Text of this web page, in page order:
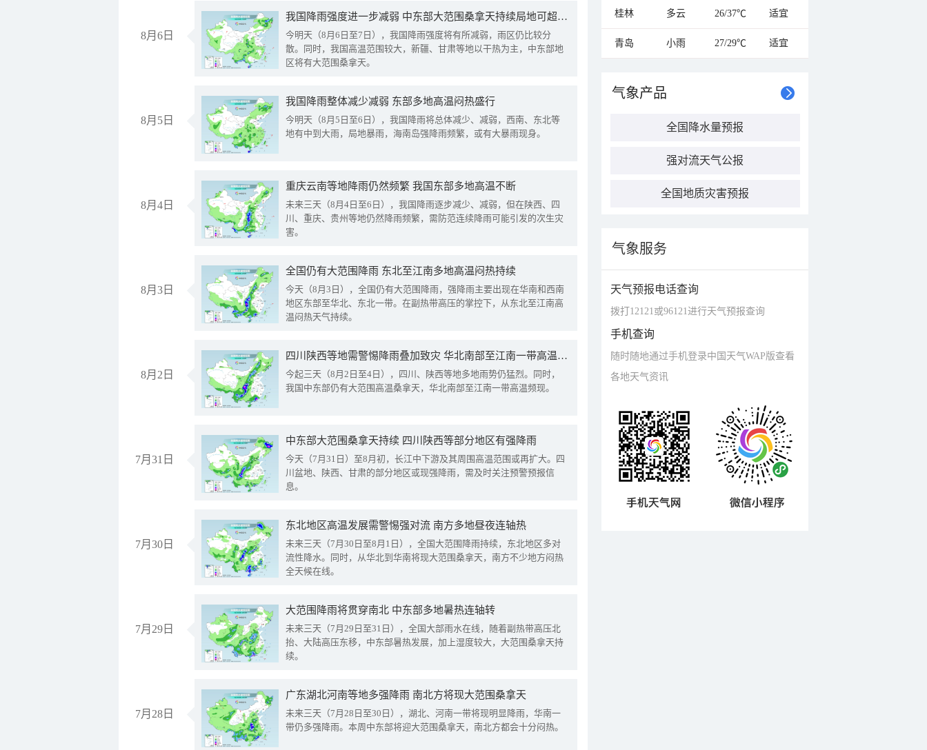
8月6日
我国降雨强度进一步减弱 中东部大范围桑拿天持续局地可超38℃
今明天（8月6日至7日），我国降雨强度将有所减弱，雨区仍比较分
散。同时，我国高温范围较大，新疆、甘肃等地以干热为主，中东部地
区将有大范围桑拿天。
8月5日
我国降雨整体减少减弱 东部多地高温闷热盛行
今明天（8月5日至6日），我国降雨将总体减少、减弱，西南、东北等
地有中到大雨，局地暴雨，海南岛强降雨频繁，或有大暴雨现身。
8月4日
重庆云南等地降雨仍然频繁 我国东部多地高温不断
未来三天（8月4日至6日），我国降雨逐步减少、减弱，但在陕西、四
川、重庆、贵州等地仍然降雨频繁，需防范连续降雨可能引发的次生灾
害。
8月3日
全国仍有大范围降雨 东北至江南多地高温闷热持续
今天（8月3日），全国仍有大范围降雨，强降雨主要出现在华南和西南
地区东部至华北、东北一带。在副热带高压的掌控下，从东北至江南高
温闷热天气持续。
8月2日
四川陕西等地需警惕降雨叠加致灾 华北南部至江南一带高温频现
今起三天（8月2日至4日），四川、陕西等地多地雨势仍猛烈。同时，
我国中东部仍有大范围高温桑拿天，华北南部至江南一带高温频现。
7月31日
中东部大范围桑拿天持续 四川陕西等部分地区有强降雨
今天（7月31日）至8月初，长江中下游及其周围高温范围或再扩大。四
川盆地、陕西、甘肃的部分地区或现强降雨，需及时关注预警预报信
息。
7月30日
东北地区高温发展需警惕强对流 南方多地昼夜连轴热
未来三天（7月30日至8月1日），全国大范围降雨持续，东北地区多对
流性降水。同时，从华北到华南将现大范围桑拿天，南方不少地方闷热
全天候在线。
7月29日
大范围降雨将贯穿南北 中东部多地暑热连轴转
未来三天（7月29日至31日），全国大部雨水在线，随着副热带高压北
抬、大陆高压东移，中东部暑热发展，加上湿度较大，大范围桑拿天持
续。
7月28日
广东湖北河南等地多强降雨 南北方将现大范围桑拿天
未来三天（7月28日至30日），湖北、河南一带将现明显降雨，华南一
带仍多强降雨。本周中东部将迎大范围桑拿天，南北方都会十分闷热。
桂林 多云 26/37℃ 适宜
青岛 小雨 27/29℃ 适宜
气象产品
全国降水量预报
强对流天气公报
全国地质灾害预报
气象服务
天气预报电话查询
拨打12121或96121进行天气预报查询
手机查询
随时随地通过手机登录中国天气WAP版查看
各地天气资讯